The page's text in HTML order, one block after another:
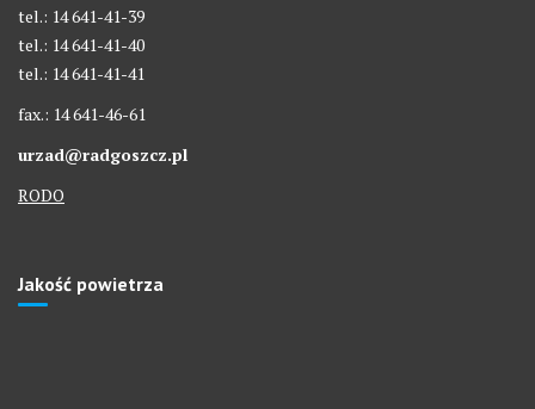
tel.: 14 641-41-39
tel.: 14 641-41-40
tel.: 14 641-41-41
fax.: 14 641-46-61
urzad@radgoszcz.pl
RODO
Jakość powietrza